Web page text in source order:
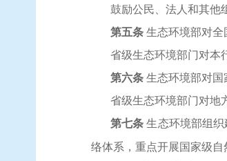
鼓励公民、法人和其他
第五条 生态环境部对全
省级生态环境部门对本
第六条 生态环境部对国
省级生态环境部门对地
第七条 生态环境部组织
络体系，重点开展国家级自